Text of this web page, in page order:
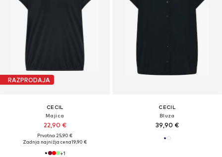
RAZPRODAJA
CECIL
Majica
22,90 €
Prvotno: 25,90 €
Zadnja najnižja cena19,90 €
+1
CECIL
Bluza
39,90 €